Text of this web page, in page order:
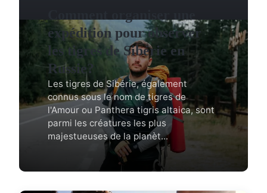
expédition pour observer
les tigres de Sibérie en
Russie?
Les tigres de Sibérie, également
connus sous le nom de tigres de
l'Amour ou Panthera tigris altaica, sont
parmi les créatures les plus
majestueuses de la planèt...